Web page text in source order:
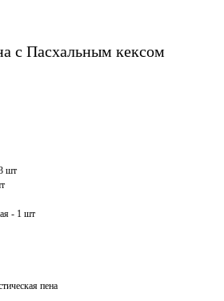
с Пасхальным кексом
шт
- 1 шт
пена